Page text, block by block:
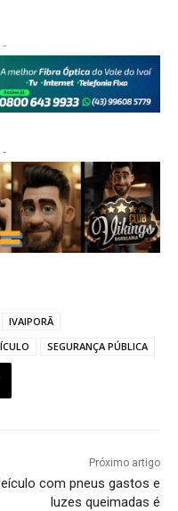
-
-
IVAIPORÃ
SEGURANÇA PÚBLICA
Próximo artigo
com pneus gastos e
luzes queimadas é